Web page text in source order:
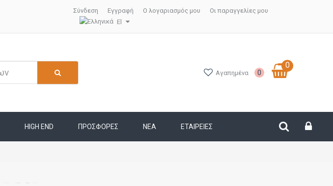
Σύνδεση Εγγραφή Ο λογαριασμός μου
Οι παραγγελίες μου
El
Αγαπημένα 0
0
HIGH END ΠΡΟΣΦΟΡΕΣ ΝΕΑ ΕΤΑΙΡΕΊΕΣ